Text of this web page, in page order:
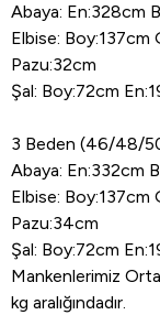
Abaya: En:328cm
Elbise: Boy:137cm
Pazu:32cm
Şal: Boy:72cm
3 Beden (46/48/
Abaya: En:332cm
Elbise: Boy:137cm
Pazu:34cm
Şal: Boy:72cm
Mankenlerimiz
kg aralığındadır.